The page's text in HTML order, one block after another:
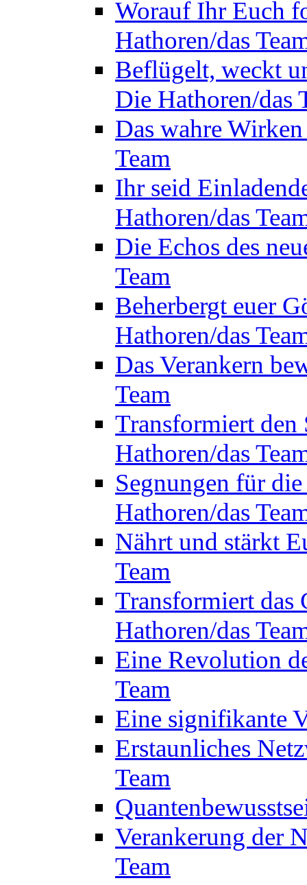
Worauf Ihr Euch
Hathoren/das
Beflügelt, weckt
Die Hathoren/das
Das wahre
Team
Ihr seid
Hathoren/das
Die Echos des
Team
Beherbergt euer
Hathoren/das
Das Verankern
Team
Transformiert
Hathoren/das
Segnungen für
Hathoren/das
Nährt und stärkt
Team
Transformiert das
Hathoren/das
Eine Revolution
Team
Eine signifikante
Erstaunliches
Team
Verankerung der
Team